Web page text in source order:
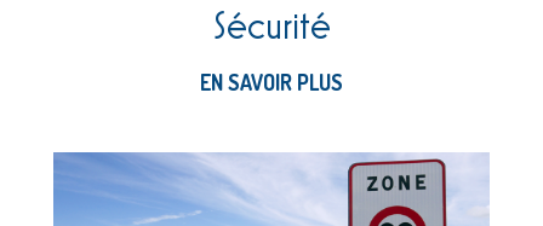
Sécurité
EN SAVOIR PLUS